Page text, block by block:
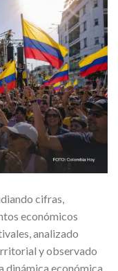
cifras,
económicos
analizado
y observado
dinámica económica